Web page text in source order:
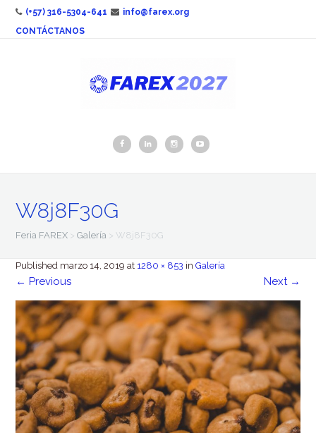
(+57) 316-5304-641
info@farex.org
CONTÁCTANOS
W8j8F30G
Feria FAREX >Galería > W8j8F30G
Published marzo 14, 2019 at 1280 × 853 inGalería
← Previous Next →